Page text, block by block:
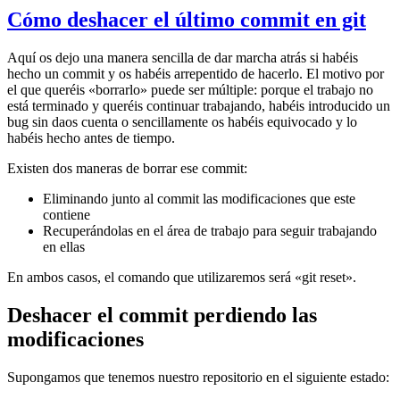
Cómo deshacer el último commit en git
Aquí os dejo una manera sencilla de dar marcha atrás si habéis
hecho un commit y os habéis arrepentido de hacerlo. El motivo por
el que queréis «borrarlo» puede ser múltiple: porque el trabajo no
está terminado y queréis continuar trabajando, habéis introducido un
bug sin daos cuenta o sencillamente os habéis equivocado y lo
habéis hecho antes de tiempo.
Existen dos maneras de borrar ese commit:
Eliminando junto al commit las modificaciones que este
contiene
Recuperándolas en el área de trabajo para seguir trabajando
en ellas
En ambos casos, el comando que utilizaremos será «git reset».
Deshacer el commit perdiendo las
modificaciones
Supongamos que tenemos nuestro repositorio en el siguiente estado: